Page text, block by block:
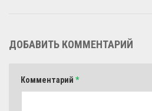
ДОБАВИТЬ КОММЕНТАРИЙ
Комментарий *